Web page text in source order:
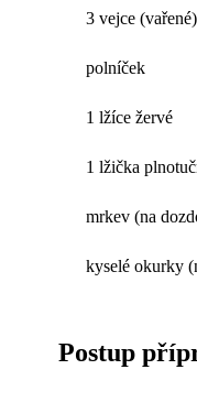
3 vejce (vařené)
polníček
1 lžíce žervé
1 lžička
mrkev (na
kyselé okurky
Postup